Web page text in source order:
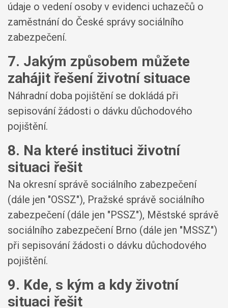
údaje o vedení osoby v evidenci uchazečů o
zaměstnání do České správy sociálního
zabezpečení.
7. Jakým způsobem můžete
zahájit řešení životní situace
Náhradní doba pojištění se dokládá při
sepisování žádosti o dávku důchodového
pojištění.
8. Na které instituci životní
situaci řešit
Na okresní správě sociálního zabezpečení
(dále jen "OSSZ"), Pražské správě sociálního
zabezpečení (dále jen "PSSZ"), Městské správě
sociálního zabezpečení Brno (dále jen "MSSZ")
při sepisování žádosti o dávku důchodového
pojištění.
9. Kde, s kým a kdy životní
situaci řešit